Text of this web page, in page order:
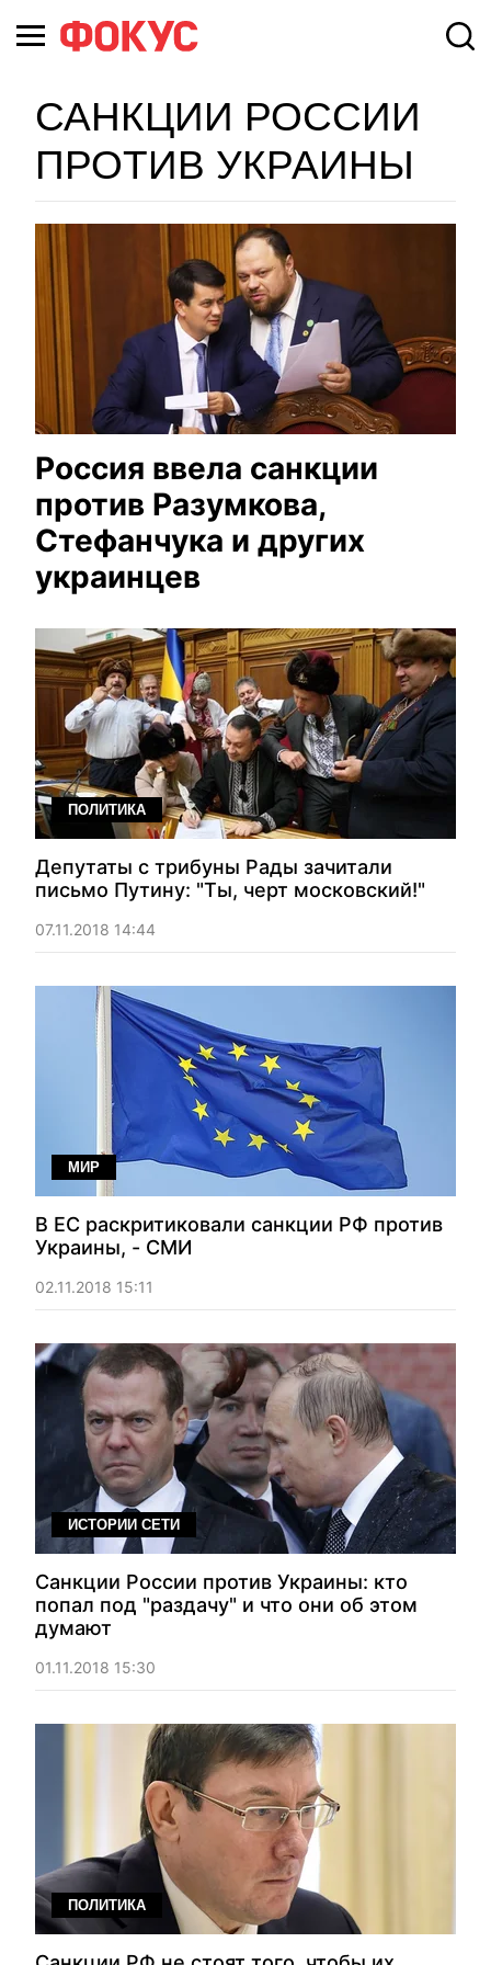
САНКЦИИ РОССИИ
ПРОТИВ УКРАИНЫ
Россия ввела санкции
против Разумкова,
Стефанчука и других
украинцев
ПОЛИТИКА
Депутаты с трибуны Рады зачитали
письмо Путину: "Ты, черт московский!"
07.11.2018 14:44
МИР
В ЕС раскритиковали санкции РФ против
Украины, - СМИ
02.11.2018 15:11
ИСТОРИИ СЕТИ
Санкции России против Украины: кто
попал под "раздачу" и что они об этом
думают
01.11.2018 15:30
ПОЛИТИКА